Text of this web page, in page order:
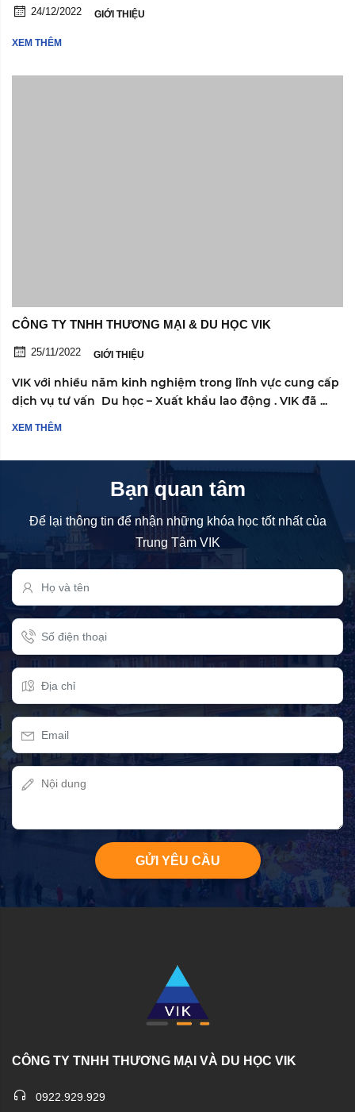
24/12/2022 GIỚI THIỆU
XEM THÊM
CÔNG TY TNHH THƯƠNG MẠI & DU HỌC VIK
25/11/2022 GIỚI THIỆU
VIK với nhiều năm kinh nghiệm trong lĩnh vực cung cấp
dịch vụ tư vấn Du học – Xuất khẩu lao động . VIK đã ...
XEM THÊM
Bạn quan tâm
Để lại thông tin để nhận những khóa học tốt nhất của
Trung Tâm VIK
GỬI YÊU CẦU
CÔNG TY TNHH THƯƠNG MẠI VÀ DU HỌC VIK
0922.929.929